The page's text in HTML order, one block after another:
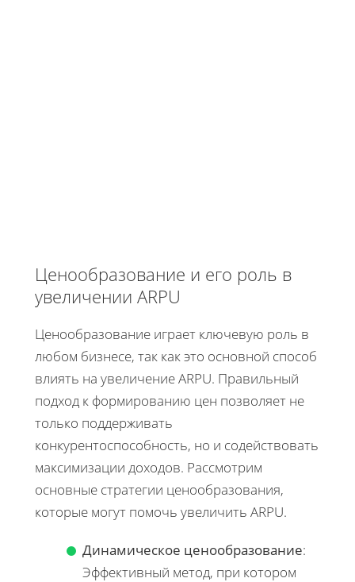
Ценообразование и его роль в
увеличении ARPU
Ценообразование играет ключевую роль в
любом бизнесе, так как это основной способ
влиять на увеличение ARPU. Правильный
подход к формированию цен позволяет не
только поддерживать
конкурентоспособность, но и содействовать
максимизации доходов. Рассмотрим
основные стратегии ценообразования,
которые могут помочь увеличить ARPU.
Динамическое ценообразование:
Эффективный метод, при котором